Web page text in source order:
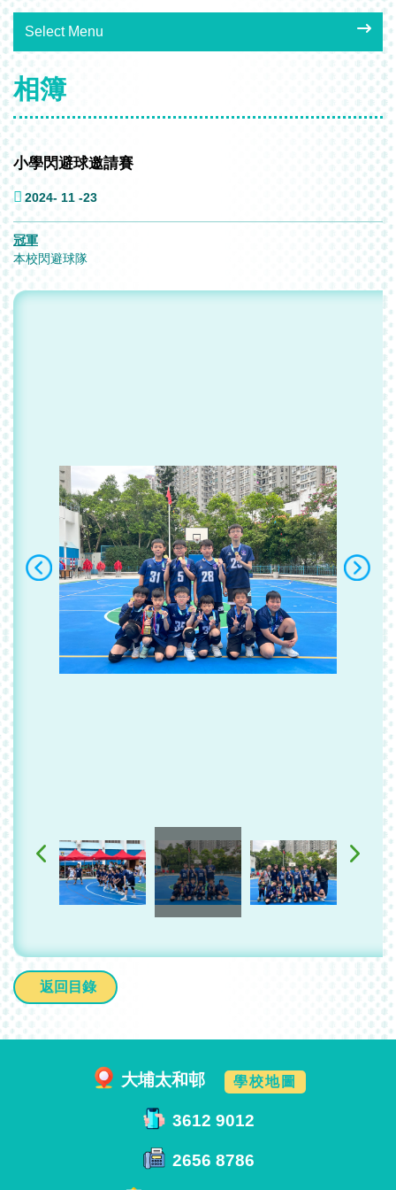
Select Menu
相簿
小學閃避球邀請賽
2024- 11 -23
冠軍
本校閃避球隊
返回目錄
大埔太和邨 學校地圖
3612 9012
2656 8786